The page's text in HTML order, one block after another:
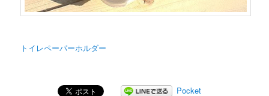
トイレペーパーホルダー
Pocket